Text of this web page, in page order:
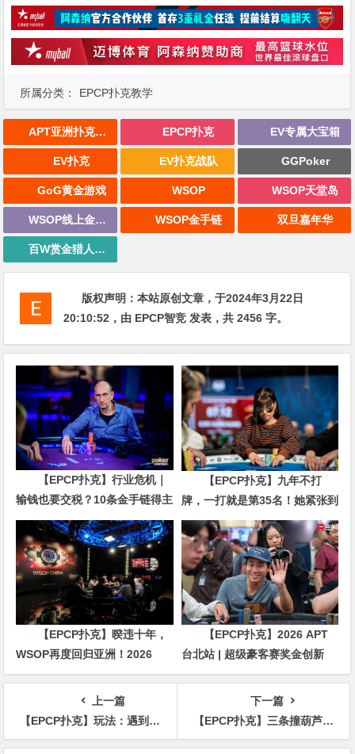
所属分类： EPCP扑克教学
APT亚洲扑克巡回赛 EPCP扑克 EV专属大宝箱
EV扑克 EV扑克战队 GGPoker
GoG黄金游戏 WSOP WSOP天堂岛
WSOP线上金手链 WSOP金手链 双旦嘉年华
百W赏金猎人大奖赛
版权声明：本站原创文章，于2024年3月22日
20:10:52 ，由 EPCP智竞 发表，共 2456 字。
【EPCP扑克】行业危机｜
输钱也要交税？10条金手链得主
直言“扛不住”，主动砍掉四分之
三比赛
【EPCP扑克】九年不打
牌，一打就是第35名！她紧张到
脚悬空，但全世界以为她很淡定
【EPCP扑克】暌违十年，
WSOP再度回归亚洲！2026
APL济州站6月19-28日盛大登
【EPCP扑克】2026 APT
台北站 | 超级豪客赛奖金创新
高，美国选手Ethan
“Rampage” Yau领跑全场！
上一篇
【EPCP扑克】玩法：遇到松凶选手就不知所措？3个技巧轻松拿捏！
下一篇
【EPCP扑克】三条撞葫芦！松浪职牌利用形象拿足价值